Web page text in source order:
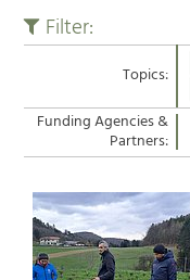
Filter:
Topics:
Funding Agencies &
Partners: